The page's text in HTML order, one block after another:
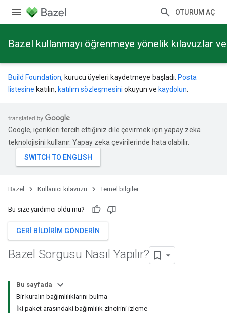
OTURUM AÇ
Bazel kullanmayı öğrenmeye yönelik kılavuzlar
Build Foundation, kurucu üyeleri kaydetmeye başladı. Posta
listesine katılın, katılım sözleşmesini okuyun ve kaydolun
Google, içerikleri tercih ettiğiniz dile çevirmek için yapay zeka
teknolojisini kullanır. Yapay zeka çevirilerinde hata olabilir.
Bazel Kullanıcı kılavuzu Temel bilgiler
Bu size yardımcı oldu mu?
GERI BILDIRIM GÖNDERIN
Bazel Sorgusu Nasıl Yapılır?
Bu sayfada
Bir kuralın bağımlılıklarını bulma
İki paket arasındaki bağımlılık zincirini izleme